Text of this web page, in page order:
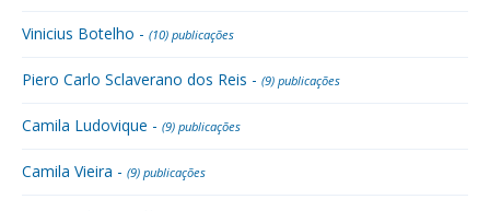
Vinicius Botelho - (10) publicações
Piero Carlo Sclaverano dos Reis - (9) publicações
Camila Ludovique - (9) publicações
Camila Vieira - (9) publicações